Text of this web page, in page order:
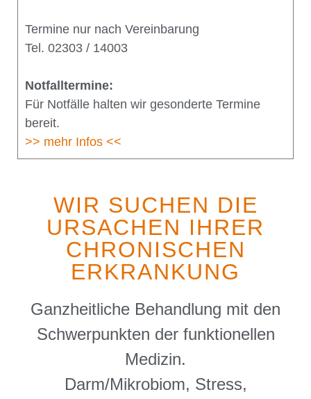
Termine nur nach Vereinbarung
Tel. 02303 / 14003
Notfalltermine:
Für Notfälle halten wir gesonderte Termine
bereit.
>> mehr Infos <<
WIR SUCHEN DIE
URSACHEN IHRER
CHRONISCHEN
ERKRANKUNG
Ganzheitliche Behandlung mit den
Schwerpunkten der funktionellen
Medizin.
Darm/Mikrobiom, Stress,